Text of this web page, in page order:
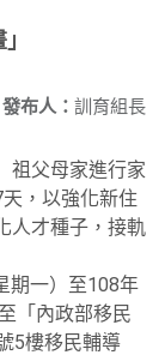
發布人： 訓育組長
祖父母家進行家
，以強化新住
人才種子，接軌
期一）至108年
「內政部移民
5樓移民輔導